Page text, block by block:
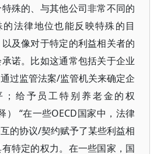
殊的、与其他公司非常不同的
法律地位也能反映特殊的目
及像对于特定的利益相关者的
诺。比如这通常包括关于企业
过监管法案/监管机关来确定企
给予员工特别养老金的权
） “在一些OECD国家中，法律
的协议/契约赋予了某些利益相
特定的权力。在一些国家，国